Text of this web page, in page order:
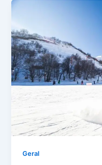
Geral